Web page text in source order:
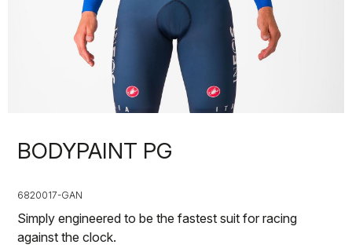
BODYPAINT PG
6820017-GAN
Simply engineered to be the fastest suit for racing
against the clock.